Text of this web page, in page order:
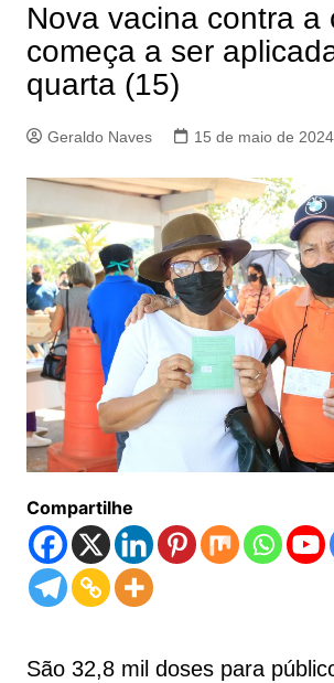
Nova vacina contra a
começa a ser
quarta (15)
Geraldo Naves 15 de maio de 2024
Compartilhe
São 32,8 mil doses para